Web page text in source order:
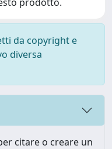
da copyright e
diversa
citare o creare un